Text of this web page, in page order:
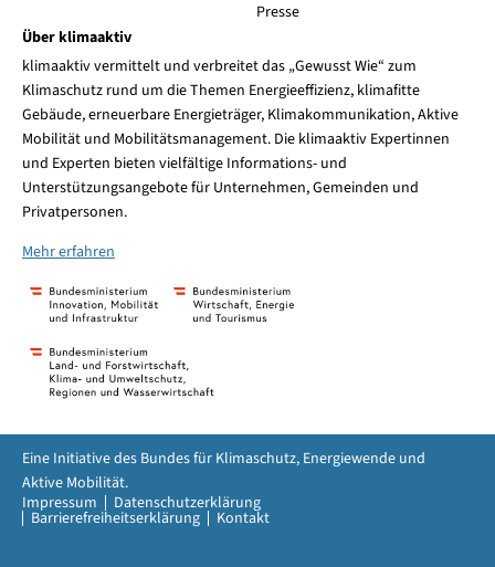
Presse
Über klimaaktiv
klimaaktiv vermittelt und verbreitet das „Gewusst Wie“ zum
Klimaschutz rund um die Themen Energieeffizienz, klimafitte
Gebäude, erneuerbare Energieträger, Klimakommunikation, Aktive
Mobilität und Mobilitätsmanagement. Die klimaaktiv Expertinnen
und Experten bieten vielfältige Informations- und
Unterstützungsangebote für Unternehmen, Gemeinden und
Privatpersonen.
Mehr erfahren
Impressum Datenschutzerklärung
Barrierefreiheitserklärung Kontakt
Eine Initiative des Bundes für Klimaschutz, Energiewende und
Aktive Mobilität.